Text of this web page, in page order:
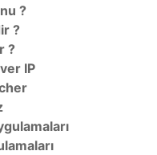
?
?
?
IP